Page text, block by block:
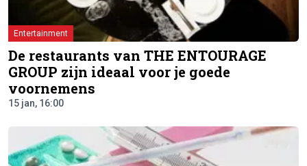
Entertainment
De restaurants van THE ENTOURAGE
GROUP zijn ideaal voor je goede
voornemens
15 jan, 16:00